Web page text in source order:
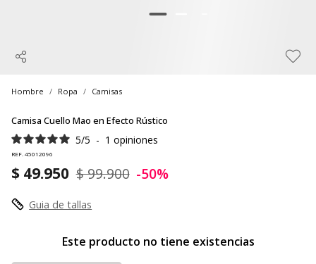
Hombre Ropa Camisas
Camisa Cuello Mao en Efecto Rústico
5/5 - 1 opiniones
REF. 45012096
$ 49.950 $ 99.900 -50%
Guia de tallas
Este producto no tiene existencias